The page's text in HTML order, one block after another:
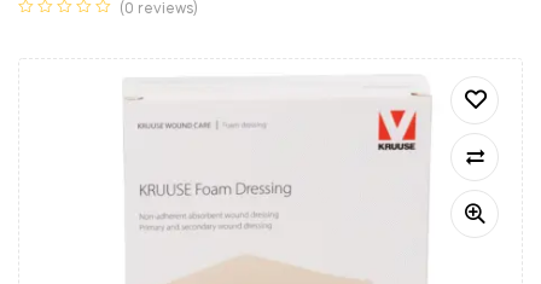
(0 reviews)